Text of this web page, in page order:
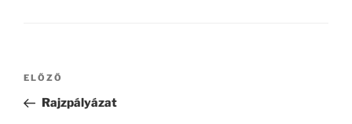
Bejegyzés
Korábbi
bejegyzés
ELŐZŐ
Rajzpályázat